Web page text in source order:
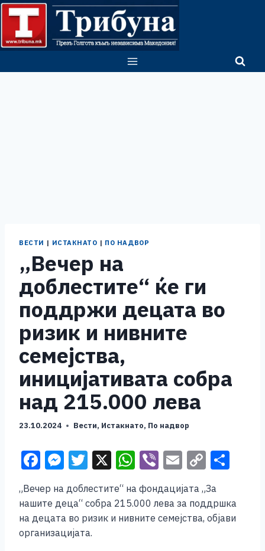
Skip
content
ВЕСТИ | ИСТАКНАТО | ПО НАДВОР
„Вечер на
доблестите“ ќе ги
поддржи децата во
ризик и нивните
семејства,
иницијативата собра
над 215.000 лева
23.10.2024 Вести, Истакнато, По надвор
F
c
e
b
M
ss
e
n
T
tt
er
X W
h
at
s
Vi
er
E
m
ai
l
C
o
p
y
ar
e
„Вечер на доблестите“ на фондацијата „За
нашите деца“ собра 215.000 лева за поддршка
на децата во ризик и нивните семејства, објави
организацијата.